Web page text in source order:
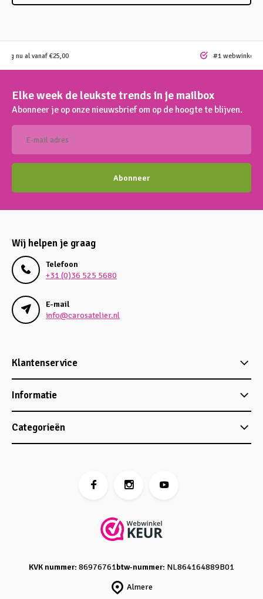
nu al vanaf €25,00 #1 webwinkel
Elke week de leukste trends in je mailbox
Abonneer je op onze nieuwsbrief om op de hoogte te blijven.
Abonneer
Wij helpen je graag
Telefoon
+31 (0)36 525 5680
E-mail
info@carosatelier.nl
Klantenservice
Informatie
Categorieën
Almere
KVK nummer: 86976761btw-nummer: NL864164889B01